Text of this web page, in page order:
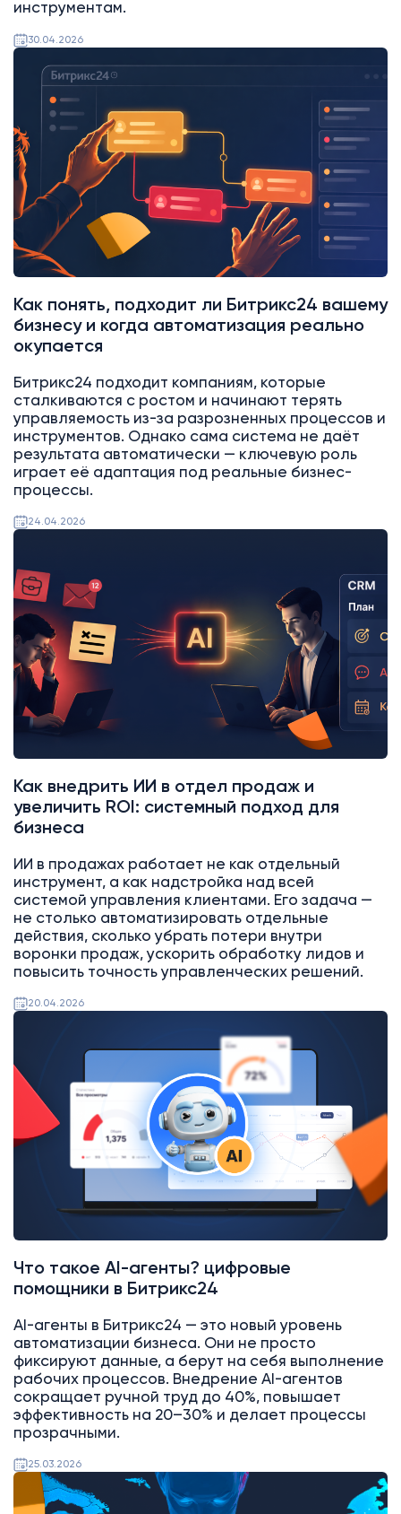
инструментам.
30.04.2026
Битрикс24
Как понять, подходит ли Битрикс24 вашему
бизнесу и когда автоматизация реально
окупается
Битрикс24 подходит компаниям, которые
сталкиваются с ростом и начинают терять
управляемость из-за разрозненных процессов и
инструментов. Однако сама система не даёт
результата автоматически — ключевую роль
играет её адаптация под реальные бизнес-
процессы.
24.04.2026
Битрикс24
Как внедрить ИИ в отдел продаж и
увеличить ROI: системный подход для
бизнеса
ИИ в продажах работает не как отдельный
инструмент, а как надстройка над всей
системой управления клиентами. Его задача —
не столько автоматизировать отдельные
действия, сколько убрать потери внутри
воронки продаж, ускорить обработку лидов и
повысить точность управленческих решений.
20.04.2026
Битрикс24
Что такое AI-агенты? цифровые
помощники в Битрикс24
AI-агенты в Битрикс24 — это новый уровень
автоматизации бизнеса. Они не просто
фиксируют данные, а берут на себя выполнение
рабочих процессов. Внедрение AI-агентов
сокращает ручной труд до 40%, повышает
эффективность на 20–30% и делает процессы
прозрачными.
25.03.2026